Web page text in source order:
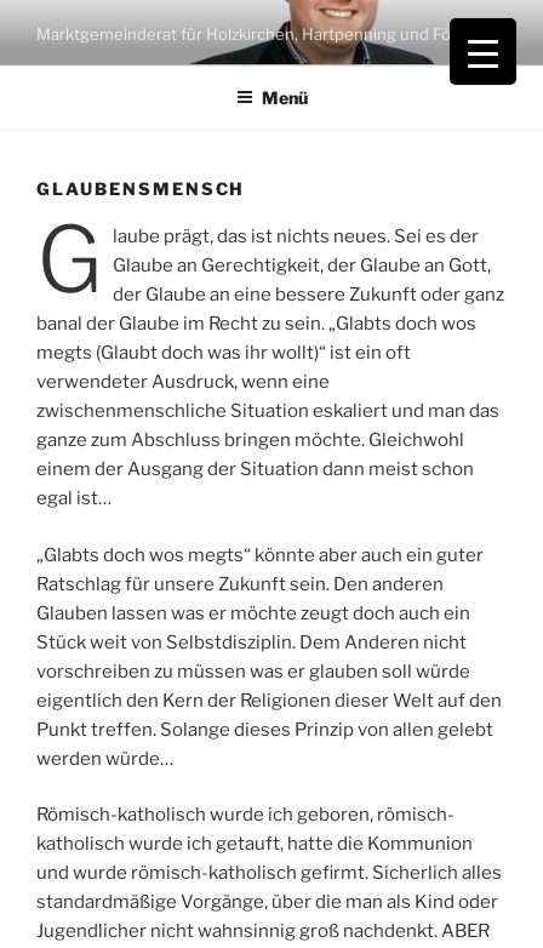
Inhalt
springen
Marktgemeinderat für Holzkirchen, Hartpenning und Föching
Menü
GLAUBENSMENSCH
G
laube prägt, das ist nichts neues. Sei es der
Glaube an Gerechtigkeit, der Glaube an Gott,
der Glaube an eine bessere Zukunft oder ganz
banal der Glaube im Recht zu sein. „Glabts doch wos
megts (Glaubt doch was ihr wollt)“ ist ein oft
verwendeter Ausdruck, wenn eine
zwischenmenschliche Situation eskaliert und man das
ganze zum Abschluss bringen möchte. Gleichwohl
einem der Ausgang der Situation dann meist schon
egal ist…
„Glabts doch wos megts“ könnte aber auch ein guter
Ratschlag für unsere Zukunft sein. Den anderen
Glauben lassen was er möchte zeugt doch auch ein
Stück weit von Selbstdisziplin. Dem Anderen nicht
vorschreiben zu müssen was er glauben soll würde
eigentlich den Kern der Religionen dieser Welt auf den
Punkt treffen. Solange dieses Prinzip von allen gelebt
werden würde…
Römisch-katholisch wurde ich geboren, römisch-
katholisch wurde ich getauft, hatte die Kommunion
und wurde römisch-katholisch gefirmt. Sicherlich alles
standardmäßige Vorgänge, über die man als Kind oder
Jugendlicher nicht wahnsinnig groß nachdenkt. ABER